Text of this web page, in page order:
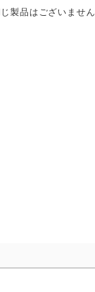
製品はございませ